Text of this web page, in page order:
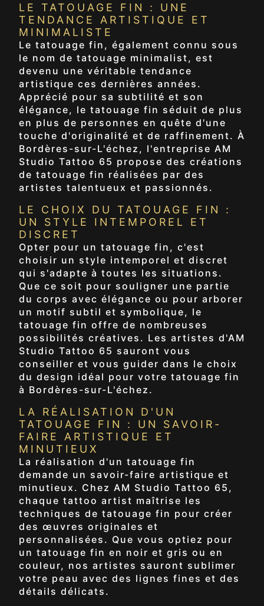
LE TATOUAGE FIN : UNE
TENDANCE ARTISTIQUE ET
MINIMALISTE
Le tatouage fin, également connu sous
le nom de tatouage minimalist, est
devenu une véritable tendance
artistique ces dernières années.
Apprécié pour sa subtilité et son
élégance, le tatouage fin séduit de plus
en plus de personnes en quête d'une
touche d'originalité et de raffinement. À
Bordères-sur-L'échez, l'entreprise AM
Studio Tattoo 65 propose des créations
de tatouage fin réalisées par des
artistes talentueux et passionnés.
LE CHOIX DU TATOUAGE FIN :
UN STYLE INTEMPOREL ET
DISCRET
Opter pour un tatouage fin, c'est
choisir un style intemporel et discret
qui s'adapte à toutes les situations.
Que ce soit pour souligner une partie
du corps avec élégance ou pour arborer
un motif subtil et symbolique, le
tatouage fin offre de nombreuses
possibilités créatives. Les artistes d'AM
Studio Tattoo 65 sauront vous
conseiller et vous guider dans le choix
du design idéal pour votre tatouage fin
à Bordères-sur-L'échez.
LA RÉALISATION D'UN
TATOUAGE FIN : UN SAVOIR-
FAIRE ARTISTIQUE ET
MINUTIEUX
La réalisation d'un tatouage fin
demande un savoir-faire artistique et
minutieux. Chez AM Studio Tattoo 65,
chaque tattoo artist maîtrise les
techniques de tatouage fin pour créer
des œuvres originales et
personnalisées. Que vous optiez pour
un tatouage fin en noir et gris ou en
couleur, nos artistes sauront sublimer
votre peau avec des lignes fines et des
détails délicats.